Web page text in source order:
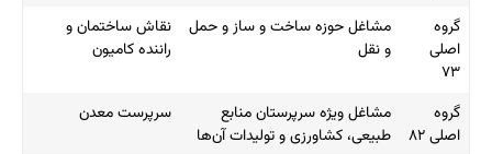
گروه
اصلی
۷۳
مشاغل حوزه ساخت‌ و ساز و حمل
و نقل
نقاش ساختمان و
راننده کامیون
گروه
اصلی ۸۲
مشاغل ویژه سرپرستان منابع
طبیعی، کشاورزی و تولیدات آن‌ها
سرپرست معدن